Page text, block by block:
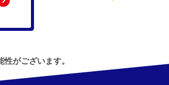
がございます。